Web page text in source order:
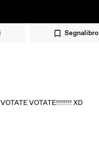
Segnalibro
VOTATE!!!!!!!! XD